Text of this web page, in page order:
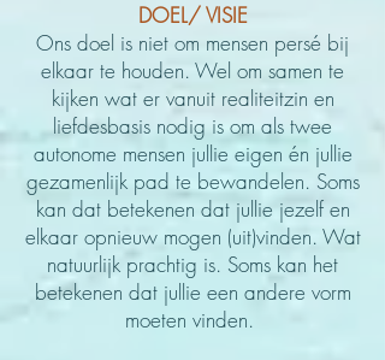
DOEL/ VISIE
Ons doel is niet om mensen persé bij
elkaar te houden. Wel om samen te
kijken wat er vanuit realiteitzin en
liefdesbasis nodig is om als twee
autonome mensen jullie eigen én jullie
gezamenlijk pad te bewandelen. Soms
kan dat betekenen dat jullie jezelf en
elkaar opnieuw mogen (uit)vinden. Wat
natuurlijk prachtig is. Soms kan het
betekenen dat jullie een andere vorm
moeten vinden.